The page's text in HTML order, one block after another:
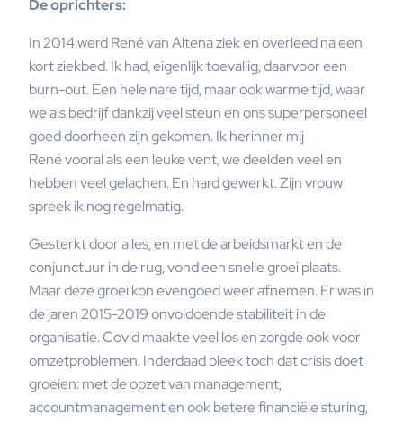
De oprichters:
In 2014 werd René van Altena ziek en overleed na een
kort ziekbed. Ik had, eigenlijk toevallig, daarvoor een
burn-out. Een hele nare tijd, maar ook warme tijd, waar
we als bedrijf dankzij veel steun en ons superpersoneel
goed doorheen zijn gekomen. Ik herinner mij
René vooral als een leuke vent, we deelden veel en
hebben veel gelachen. En hard gewerkt. Zijn vrouw
spreek ik nog regelmatig.
Gesterkt door alles, en met de arbeidsmarkt en de
conjunctuur in de rug, vond een snelle groei plaats.
Maar deze groei kon evengoed weer afnemen. Er was in
de jaren 2015-2019 onvoldoende stabiliteit in de
organisatie. Covid maakte veel los en zorgde ook voor
omzetproblemen. Inderdaad bleek toch dat crisis doet
groeien: met de opzet van management,
accountmanagement en ook betere financiële sturing,